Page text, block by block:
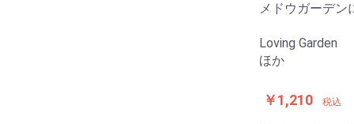
メドウガーデ
Loving Garden
ほか
￥1,210 税込